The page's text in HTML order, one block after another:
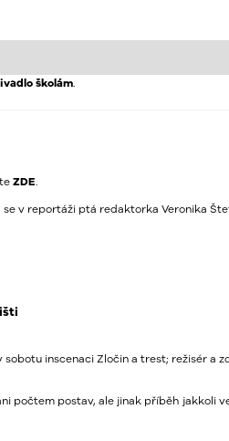
školám
ZDE
v reportáži ptá redaktorka Veronika
inscenaci Zločin a trest; režisér
počtem postav, ale jinak příběh jakkoli